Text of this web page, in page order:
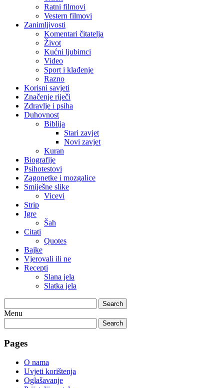
Ratni filmovi
Vestern filmovi
Zanimljivosti
Komentari čitatelja
Život
Kućni ljubimci
Video
Sport i klađenje
Razno
Korisni savjeti
Značenje riječi
Zdravlje i psiha
Duhovnost
Biblija
Stari zavjet
Novi zavjet
Kuran
Biografije
Psihotestovi
Zagonetke i mozgalice
Smiješne slike
Vicevi
Strip
Igre
Šah
Citati
Quotes
Bajke
Vjerovali ili ne
Recepti
Slana jela
Slatka jela
Search
Menu
Search
Pages
O nama
Uvjeti korištenja
Oglašavanje